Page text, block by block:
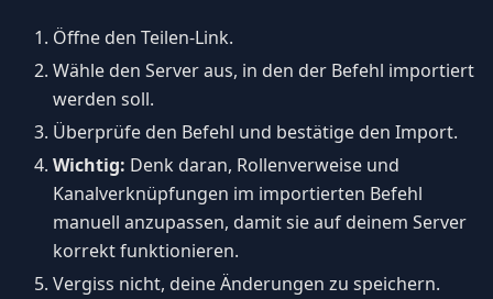
Öffne den Teilen-Link.
Wähle den Server aus, in den der Befehl importiert
werden soll.
Überprüfe den Befehl und bestätige den Import.
Wichtig: Denk daran, Rollenverweise und
Kanalverknüpfungen im importierten Befehl
manuell anzupassen, damit sie auf deinem Server
korrekt funktionieren.
Vergiss nicht, deine Änderungen zu speichern.